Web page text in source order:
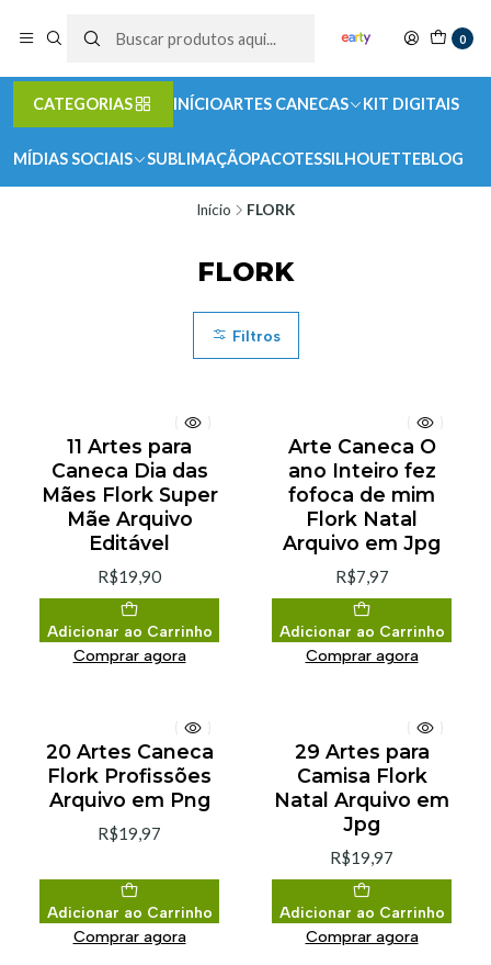
0
CATEGORIAS INÍCIOARTES CANECAS KIT DIGITAIS
MÍDIAS SOCIAIS SUBLIMAÇÃOPACOTESSILHOUETTEBLOG
Início FLORK
FLORK
Filtros
11 Artes para
Caneca Dia das
Mães Flork Super
Mãe Arquivo
Editável
R$19,90
Adicionar ao Carrinho
Comprar agora
Arte Caneca O
ano Inteiro fez
fofoca de mim
Flork Natal
Arquivo em Jpg
R$7,97
Adicionar ao Carrinho
Comprar agora
20 Artes Caneca
Flork Profissões
Arquivo em Png
R$19,97
Adicionar ao Carrinho
Comprar agora
29 Artes para
Camisa Flork
Natal Arquivo em
Jpg
R$19,97
Adicionar ao Carrinho
Comprar agora